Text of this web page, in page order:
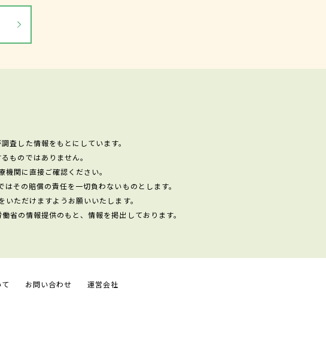
査した情報をもとにしています。
ものではありません。
関に直接ご確認ください。
その賠償の責任を一切負わないものとします。
ただけますようお願いいたします。
省の情報提供のもと、情報を掲出しております。
お問い合わせ 運営会社